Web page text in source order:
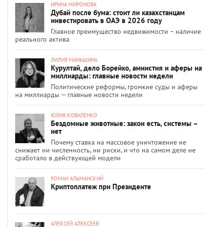
ИРИНА МИРОНОВА
Дубай после бума: стоит ли казахстанцам
инвестировать в ОАЭ в 2026 году
Главное преимущество недвижимости – наличие
реального актива
ЛИЛИЯ МАНЬШИНА
Курултай, дело Борейко, амнистия и аферы на
миллиарды: главные новости недели
Политические реформы, громкие суды и аферы
на миллиарды — главные новости недели
ЮЛИЯ КОВАЛЕНКО
Бездомные животные: закон есть, системы –
нет
Почему ставка на массовое уничтожение не
снижает ни численность, ни риски, и что на самом деле не
сработало в действующей модели
РОМАН АЛЬМАНСКИЙ
Криптоплатеж при Президенте
АЛЕКСЕЙ АЛЕКСЕЕВ